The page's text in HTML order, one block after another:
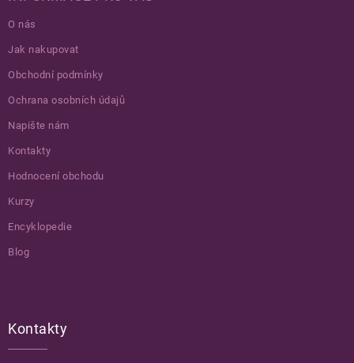
O nás
Jak nakupovat
Obchodní podmínky
Ochrana osobních údajů
Napište nám
Kontakty
Hodnocení obchodu
Kurzy
Encyklopedie
Blog
Kontakty